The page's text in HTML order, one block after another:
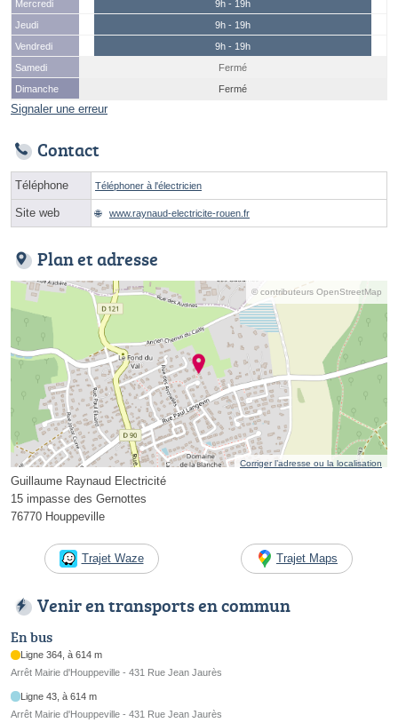
Mercredi
9h - 19h
Jeudi
9h - 19h
Vendredi
9h - 19h
Samedi
Fermé
Dimanche
Fermé
Signaler une erreur
Contact
Téléphone Téléphoner à l'électricien
Site web www.raynaud-electricite-rouen.fr
Plan et adresse
© contributeurs OpenStreetMap
Corriger l’adresse ou la localisation
Guillaume Raynaud Electricité
15 impasse des Gernottes
76770 Houppeville
Trajet Waze Trajet Maps
Venir en transports en commun
En bus
Ligne 364, à 614 m
Arrêt Mairie d'Houppeville - 431 Rue Jean Jaurès
Ligne 43, à 614 m
Arrêt Mairie d'Houppeville - 431 Rue Jean Jaurès